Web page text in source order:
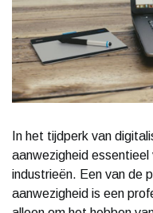
In het tijdperk van
aanwezigheid
industrieën. Een van de
aanwezigheid is een